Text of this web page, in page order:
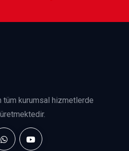
tüm kurumsal hizmetlerde